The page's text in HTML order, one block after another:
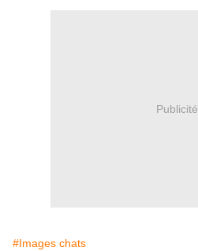
Publicité
#Images chats